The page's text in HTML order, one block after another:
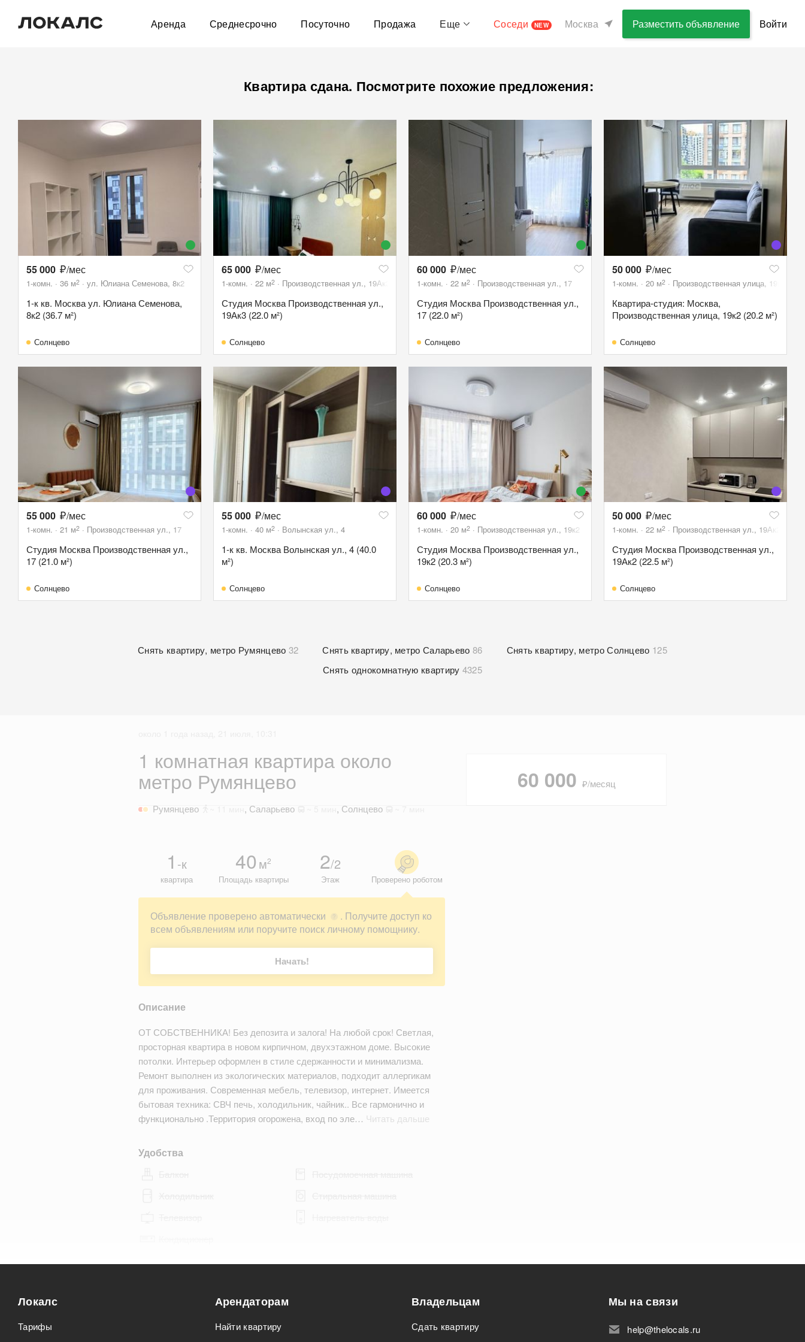
Аренда Среднесрочно Посуточно Продажа Еще Соседи NEW Москва Разместить объявление Войти
Квартира сдана. Посмотрите похожие предложения:
55 000 /мес
1-комн. 36 м2 ул. Юлиана Семенова, 8к2
1-к кв. Москва ул. Юлиана Семенова,
8к2 (36.7 м²)
Солнцево
65 000 /мес
1-комн. 22 м2 Производственная ул., 19Ак3
Студия Москва Производственная ул.,
19Ак3 (22.0 м²)
Солнцево
60 000 /мес
1-комн. 22 м2 Производственная ул., 17
Студия Москва Производственная ул.,
17 (22.0 м²)
Солнцево
50 000 /мес
1-комн. 20 м2 Производственная улица, 19к2
Квартира-студия: Москва,
Производственная улица, 19к2 (20.2 м²)
Солнцево
55 000 /мес
1-комн. 21 м2 Производственная ул., 17
Студия Москва Производственная ул.,
17 (21.0 м²)
Солнцево
55 000 /мес
1-комн. 40 м2 Волынская ул., 4
1-к кв. Москва Волынская ул., 4 (40.0
м²)
Солнцево
60 000 /мес
1-комн. 20 м2 Производственная ул., 19к2
Студия Москва Производственная ул.,
19к2 (20.3 м²)
Солнцево
50 000 /мес
1-комн. 22 м2 Производственная ул., 19Ак2
Студия Москва Производственная ул.,
19Ак2 (22.5 м²)
Солнцево
Снять квартиру, метро Румянцево 32 Снять квартиру, метро Саларьево 86 Снять квартиру, метро Солнцево 125
Снять однокомнатную квартиру 4325
1 комнатная квартира около
метро Румянцево
Румянцево , Саларьево , Солнцево
1 -к
квартира
40 м2
Площадь квартиры
2/2
Этаж Проверено роботом
Объявление проверено автоматически ?
. Получите доступ ко
всем объявлениям или поручите поиск личному помощнику.
Начать!
Описание
ОТ СОБСТВЕННИКА! Без депозита и залога! На любой срок! Светлая,
просторная квартира в новом кирпичном, двухэтажном доме. Высокие
потолки. Интерьер оформлен в стиле сдержанности и минимализма.
Ремонт выполнен из экологических материалов, подходит аллергикам
для проживания. Современная мебель, телевизор, интернет. Имеется
бытовая техника: СВЧ печь, холодильник, чайник.. Все гармонично и
функционально .Территория огорожена, вход по эле… Читать дальше
Удобства
Подходит для мероприятий
60 000 ₽/месяц
Локалс
Тарифы
Арендаторам
Найти квартиру
Владельцам
Сдать квартиру
Мы на связи
help@thelocals.ru